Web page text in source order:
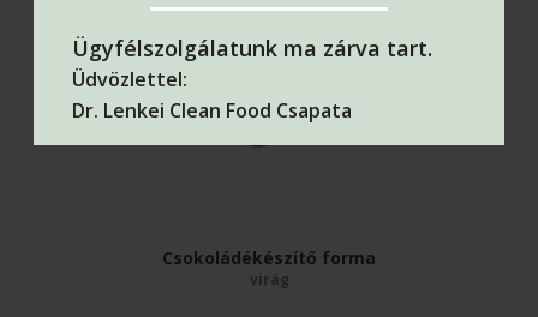
Ügyfélszolgálatunk ma zárva tart.
Üdvözlettel:
Dr. Lenkei Clean Food Csapata
Csokoládékészítő forma
virág